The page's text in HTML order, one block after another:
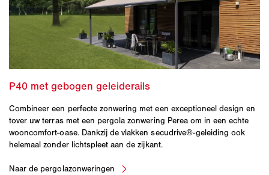
Combineer een perfecte zonwering met een exceptioneel design en
tover uw terras met een pergola zonwering Perea om in een echte
wooncomfort-oase. Dankzij de vlakken secudrive®-geleiding ook
helemaal zonder lichtspleet aan de zijkant.